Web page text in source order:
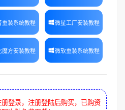
重装系统教程 微星工厂安装教程
魔方安装教程 微软重装系统教程
登录，注册登陆后购买，已购资